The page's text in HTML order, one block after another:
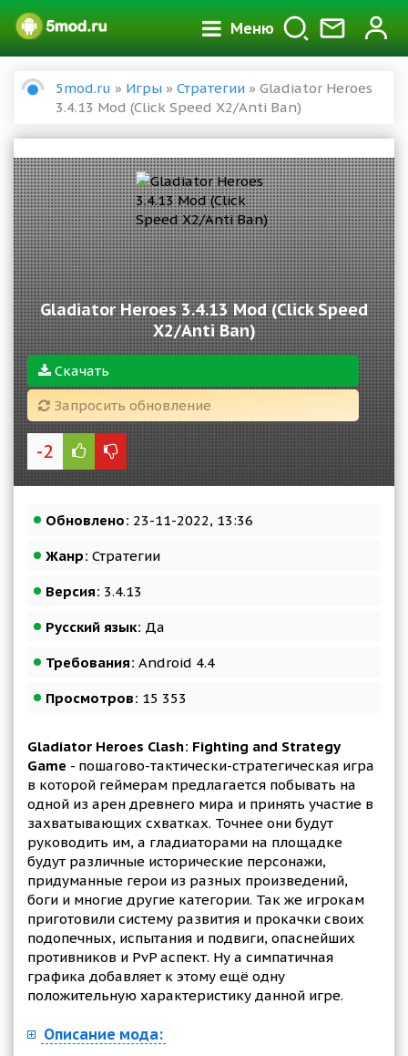
Меню
5mod.ru » Игры » Стратегии » Gladiator Heroes
3.4.13 Mod (Click Speed X2/Anti Ban)
Gladiator Heroes 3.4.13 Mod (Click Speed
X2/Anti Ban)
Скачать
Запросить обновление
-2
Обновлено: 23-11-2022, 13:36
Жанр: Стратегии
Версия: 3.4.13
Русский язык: Да
Требования: Android 4.4
Просмотров: 15 353
Gladiator Heroes Clash: Fighting and Strategy
Game - пошагово-тактически-стратегическая игра
в которой геймерам предлагается побывать на
одной из арен древнего мира и принять участие в
захватывающих схватках. Точнее они будут
руководить им, а гладиаторами на площадке
будут различные исторические персонажи,
придуманные герои из разных произведений,
боги и многие другие категории. Так же игрокам
приготовили систему развития и прокачки своих
подопечных, испытания и подвиги, опаснейших
противников и PvP аспект. Ну а симпатичная
графика добавляет к этому ещё одну
положительную характеристику данной игре.
Описание мода: